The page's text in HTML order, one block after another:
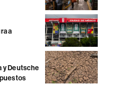
a
y Deutsche